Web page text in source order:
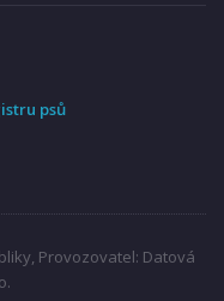
psů
Provozovatel: Datová